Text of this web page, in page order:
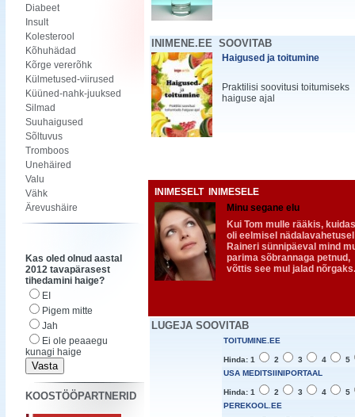
Diabeet
Insult
Kolesterool
Kõhuhädad
Kõrge vererõhk
Külmetused-viirused
Küüned-nahk-juuksed
Silmad
Suuhaigused
Sõltuvus
Tromboos
Unehäired
Valu
Vähk
Ärevushäire
Kas oled olnud aastal
2012 tavapärasest
tihedamini haige?
EI
Pigem mitte
Jah
Ei ole peaaegu
kunagi haige
KOOSTÖÖPARTNERID
INIMENE.EE SOOVITAB
Haigused ja toitumine
Praktilisi soovitusi toitumiseks
haiguse ajal
INIMESELT INIMESELE
Minu segane elu
Kui Tom mulle rääkis,
oli eelmisel nädalavahetusel
Raineri sünnipäeval mind
parima sõbrannaga petnud,
võttis see mul jalad nõrgaks.
LUGEJA SOOVITAB
TOITUMINE.EE
Hinda: 1 2 3 4
5
USA MEDITSIINIPORTAAL
Hinda: 1 2 3 4
5
PEREKOOL.EE